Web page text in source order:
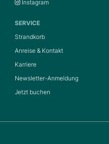
Instagram
SERVICE
Strandkorb
Anreise & Kontakt
Karriere
Newsletter-Anmeldung
Jetzt buchen